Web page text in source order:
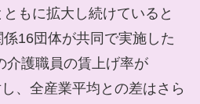
もに拡大し続けていると
16団体が共同で実施した
介護職員の賃上げ率が
、全産業平均との差はさら